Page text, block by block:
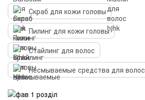
Скраб для кожи головы
Пилинг для кожи головы
Стайлинг для волос
Несмываемые средства для волос